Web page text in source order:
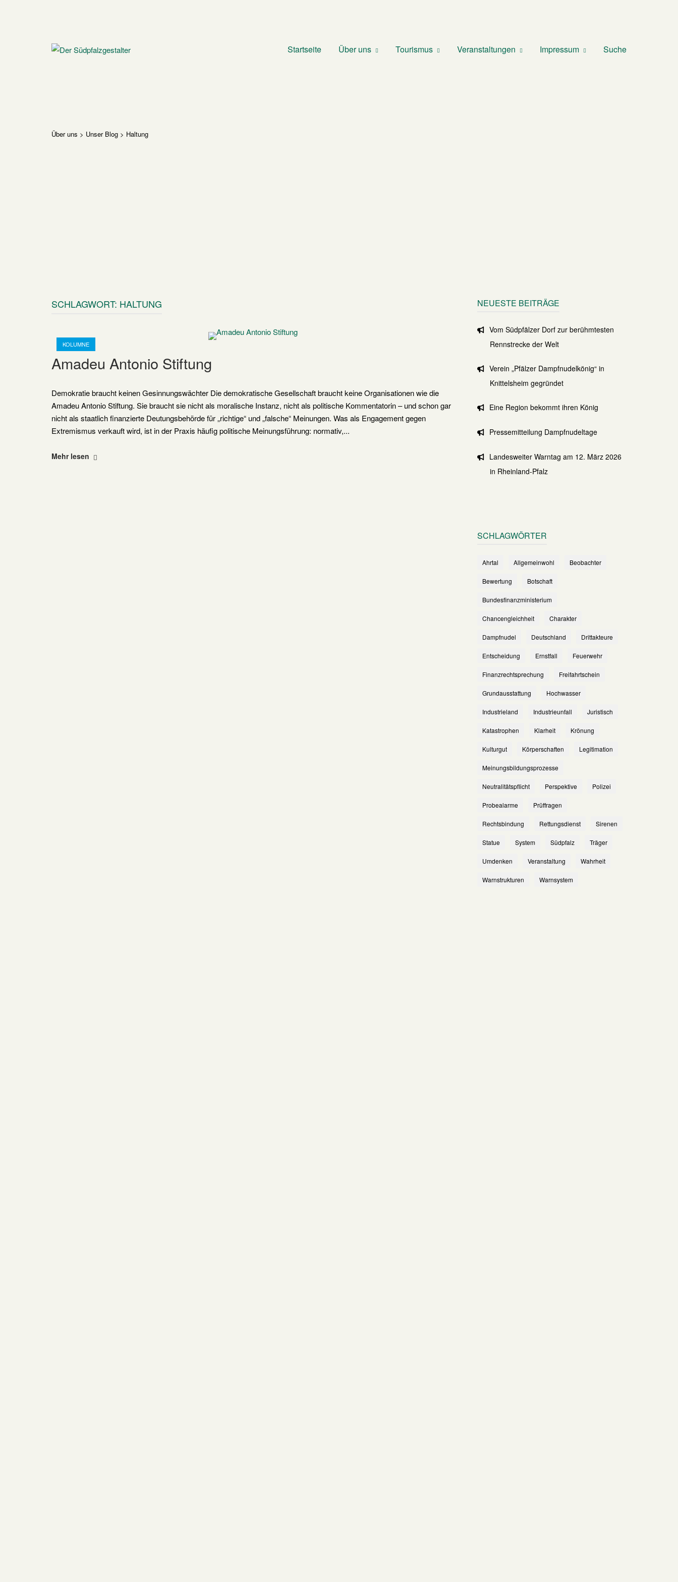
Home
Startseite Über uns Tourismus Veranstaltungen Impressum Suche
Über uns > Unser Blog > Haltung
SCHLAGWORT: HALTUNG
KOLUMNE
Open post
Amadeu Antonio Stiftung
Demokratie braucht keinen Gesinnungswächter Die demokratische Gesellschaft braucht keine Organisationen wie die
Amadeu Antonio Stiftung. Sie braucht sie nicht als moralische Instanz, nicht als politische Kommentatorin – und schon gar
nicht als staatlich finanzierte Deutungsbehörde für „richtige“ und „falsche“ Meinungen. Was als Engagement gegen
Extremismus verkauft wird, ist in der Praxis häufig politische Meinungsführung: normativ,...
"Amadeu
Mehr lesen
NEUESTE BEITRÄGE
Vom Südpfälzer Dorf zur berühmtesten
Rennstrecke der Welt
Verein „Pfälzer Dampfnudelkönig“ in
Knittelsheim gegründet
Eine Region bekommt ihren König
Pressemitteilung Dampfnudeltage
Landesweiter Warntag am 12. März 2026
in Rheinland-Pfalz
SCHLAGWÖRTER
Ahrtal Allgemeinwohl Beobachter
Bewertung Botschaft
Bundesfinanzministerium
Chancengleichheit Charakter
Dampfnudel Deutschland Drittakteure
Entscheidung Ernstfall Feuerwehr
Finanzrechtsprechung Freifahrtschein
Grundausstattung Hochwasser
Industrieland Industrieunfall Juristisch
Katastrophen Klarheit Krönung
Kulturgut Körperschaften Legitimation
Meinungsbildungsprozesse
Neutralitätspflicht Perspektive Polizei
Probealarme Prüffragen
Rechtsbindung Rettungsdienst Sirenen
Statue System Südpfalz Träger
Umdenken Veranstaltung Wahrheit
Warnstrukturen Warnsystem